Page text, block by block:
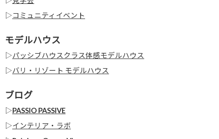
▷コミュニティイベント
モデルハウス
▷パッシブハウスクラス体感モデルハウス
▷バリ・リゾート モデルハウス
ブログ
▷PASSIO PASSIVE
▷インテリア・ラボ